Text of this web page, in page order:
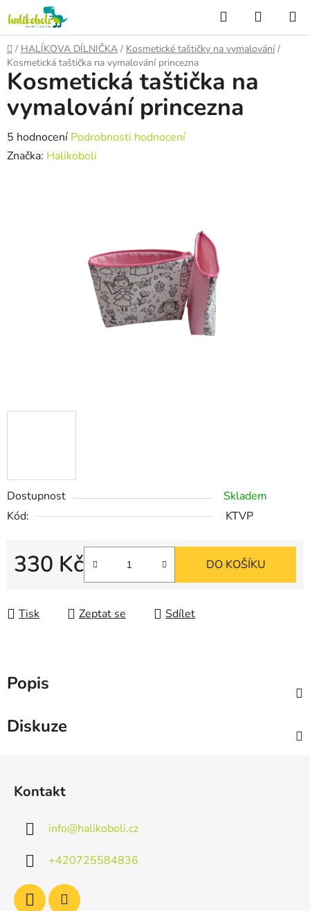
na
obsah
Hledat
KOŠÍK
Domů
/ HALÍKOVA DÍLNIČKA / Kosmetické taštičky na vymalování /
Kosmetická taštička na vymalování princezna
Dostupnost
Skladem
Kód:
KTVP
330 Kč DO KOŠÍKU
Tisk Zeptat se Sdílet
Kosmetická taštička na
vymalování princezna
Průměrné
hodnocení
5 hodnocení Podrobnosti hodnocení
Značka: Halikoboli
Popis
Diskuze
Kontakt
info@halikoboli.cz
+420725584836